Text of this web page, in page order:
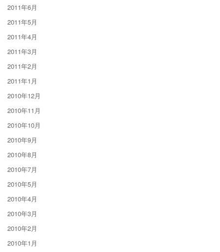
2011年6月
2011年5月
2011年4月
2011年3月
2011年2月
2011年1月
2010年12月
2010年11月
2010年10月
2010年9月
2010年8月
2010年7月
2010年5月
2010年4月
2010年3月
2010年2月
2010年1月